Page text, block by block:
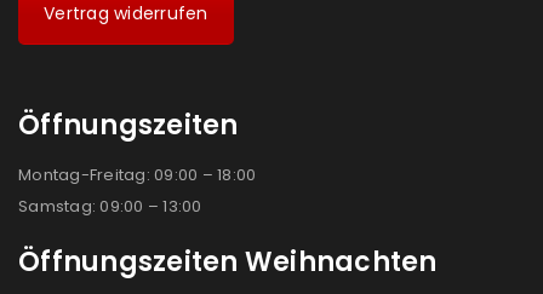
Vertrag widerrufen
Öffnungszeiten
Montag-Freitag: 09:00 – 18:00
Samstag: 09:00 – 13:00
Öffnungszeiten Weihnachten